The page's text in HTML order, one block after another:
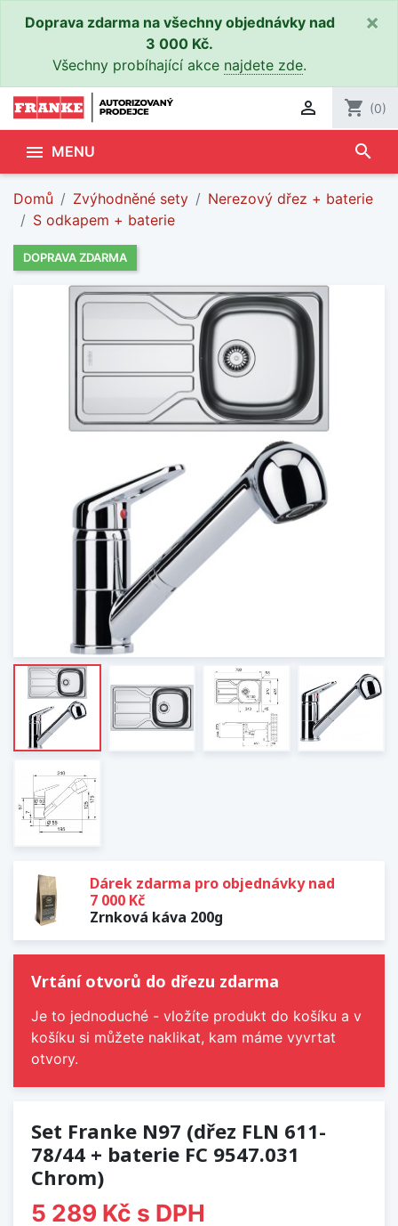
Doprava zdarma na všechny objednávky nad
3 000 Kč.
Všechny probíhající akce najdete zde.
×
 shopping_cart (0)
 MENU search
Domů Zvýhodněné sety
Nerezový dřez + baterie
S odkapem + baterie
DOPRAVA ZDARMA
Dárek zdarma pro objednávky nad
7 000 Kč
Zrnková káva 200g
Vrtání otvorů do dřezu zdarma
Je to jednoduché - vložíte produkt do košíku a v
košíku si můžete naklikat, kam máme vyvrtat
otvory.
Set Franke N97 (dřez FLN 611-
78/44 + baterie FC 9547.031
Chrom)
5 289 Kč s DPH